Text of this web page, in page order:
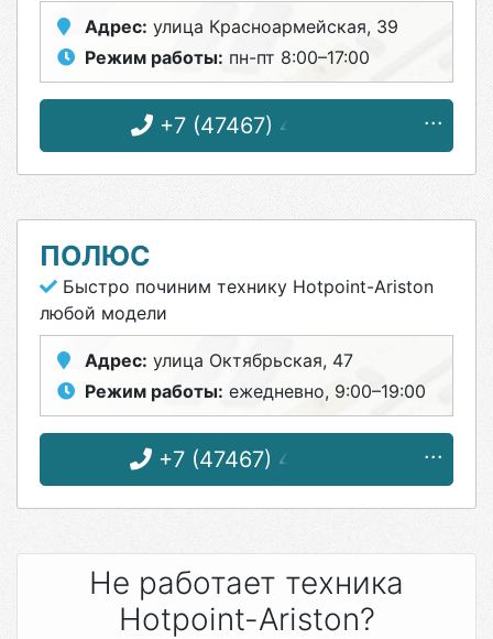
Адрес: улица Красноармейская, 39
Режим работы: пн-пт 8:00–17:00
+7 (47467) 4-87-31
ПОЛЮС
Быстро починим технику Hotpoint-Ariston
любой модели
Адрес: улица Октябрьская, 47
Режим работы: ежедневно, 9:00–19:00
+7 (47467) 4-33-17
Не работает техника
Hotpoint-Ariston?